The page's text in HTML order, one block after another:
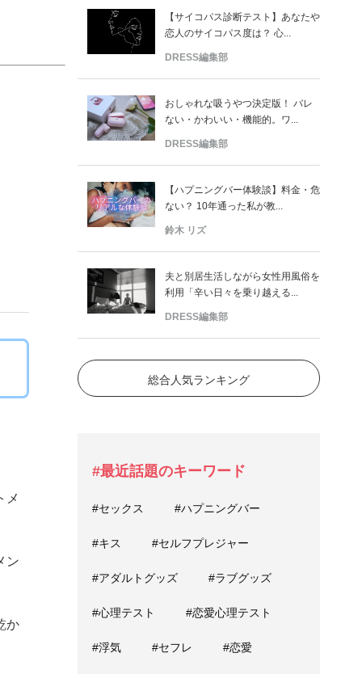
メ
ン
か
【サイコパス診断テスト】あなたや
恋人のサイコパス度は？ 心...
DRESS編集部
おしゃれな吸うやつ決定版！ バレ
ない・かわいい・機能的。ワ...
DRESS編集部
【ハプニングバー体験談】料金・危
ない？ 10年通った私が教...
鈴木 リズ
夫と別居生活しながら女性用風俗を
利用「辛い日々を乗り越える...
DRESS編集部
総合人気ランキング
#最近話題のキーワード
#セックス #ハプニングバー
#キス #セルフプレジャー
#アダルトグッズ #ラブグッズ
#心理テスト #恋愛心理テスト
#浮気 #セフレ #恋愛